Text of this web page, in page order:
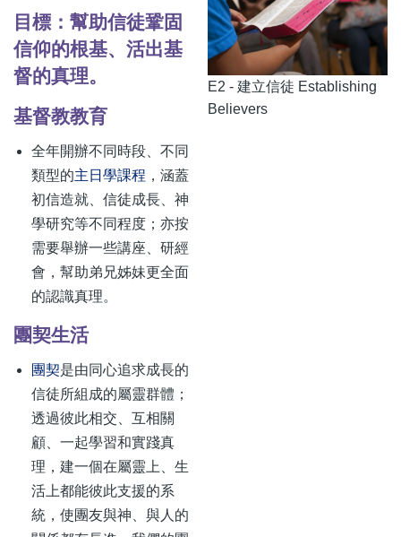
E2 - 建立信徒 Establishing
Believers
目標：幫助信徒鞏固
信仰的根基、活出基
督的真理。
基督教教育
全年開辦不同時段、不同
類型的主日學課程 ，涵蓋
初信造就、信徒成長、神
學研究等不同程度；亦按
需要舉辦一些講座、研經
會，幫助弟兄姊妹更全面
的認識真理。
團契生活
團契是由同心追求成長的
信徒所組成的屬靈群體；
透過彼此相交、互相關
顧、一起學習和實踐真
理，建一個在屬靈上、生
活上都能彼此支援的系
統，使團友與神、與人的